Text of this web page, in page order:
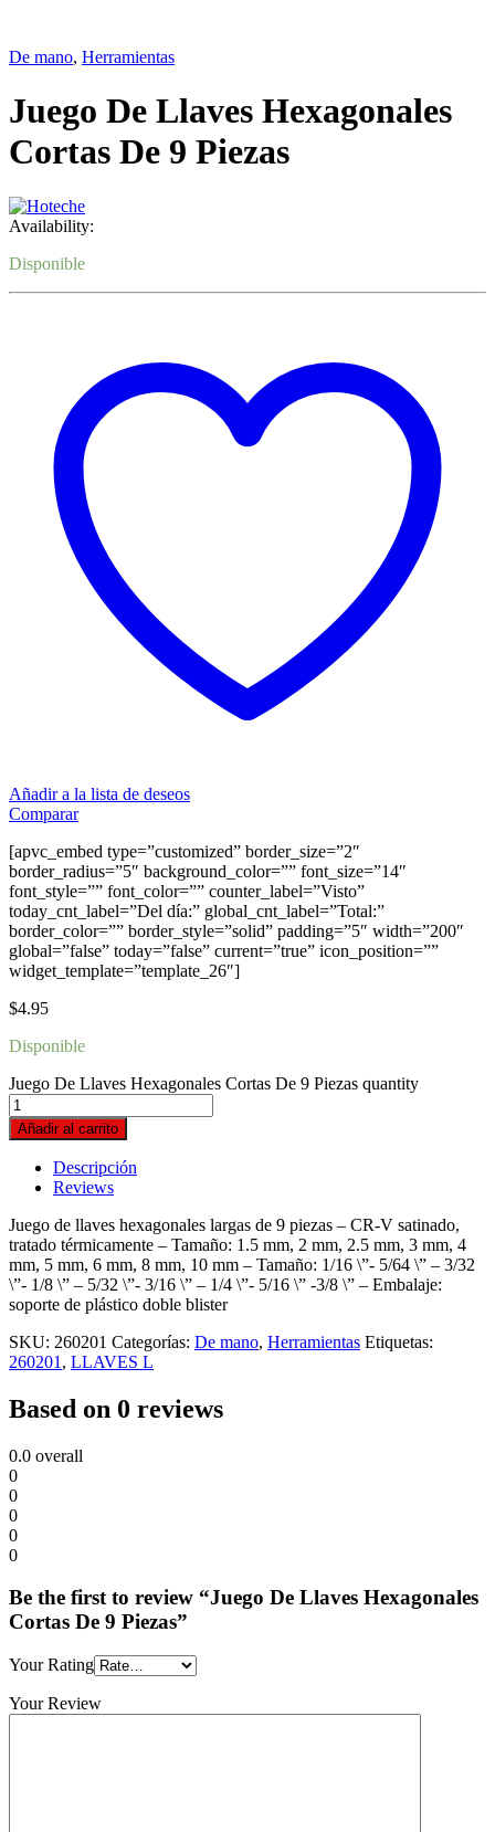
De mano, Herramientas
Juego De Llaves Hexagonales
Cortas De 9 Piezas
Availability:
Disponible
Añadir a la lista de deseos
Comparar
[apvc_embed type=”customized” border_size=”2″
border_radius=”5″ background_color=”” font_size=”14″
font_style=”” font_color=”” counter_label=”Visto”
today_cnt_label=”Del día:” global_cnt_label=”Total:”
border_color=”” border_style=”solid” padding=”5″ width=”200″
global=”false” today=”false” current=”true” icon_position=””
widget_template=”template_26″]
$4.95
Disponible
Juego De Llaves Hexagonales Cortas De 9 Piezas quantity
Añadir al carrito
Descripción
Reviews
Juego de llaves hexagonales largas de 9 piezas – CR-V satinado,
tratado térmicamente – Tamaño: 1.5 mm, 2 mm, 2.5 mm, 3 mm, 4
mm, 5 mm, 6 mm, 8 mm, 10 mm – Tamaño: 1/16 \”- 5/64 \” – 3/32
\”- 1/8 \” – 5/32 \”- 3/16 \” – 1/4 \”- 5/16 \” -3/8 \” – Embalaje:
soporte de plástico doble blister
SKU: 260201 Categorías: De mano, Herramientas Etiquetas:
260201 , LLAVES L
Based on 0 reviews
0.0 overall
0
0
0
0
0
Be the first to review “Juego De Llaves Hexagonales
Cortas De 9 Piezas”
Your Rating
Your Review